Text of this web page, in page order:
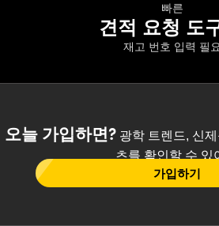
빠른
견적 요청 도
재고 번호 입력 필요
오늘 가입하면?광학 트렌드, 신제
츠를 확인할 수 있
가입하기